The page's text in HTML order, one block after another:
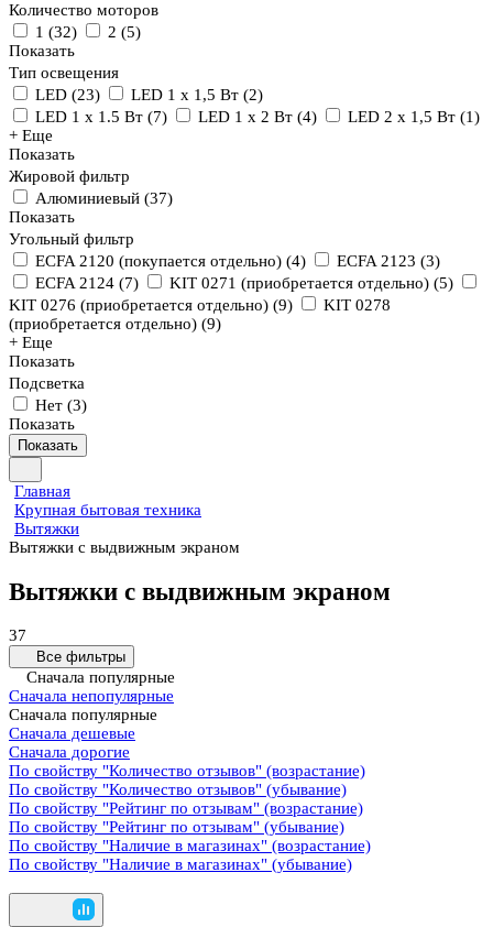
Количество моторов
1 (32) 2 (5)
Показать
Тип освещения
LED (23) LED 1 x 1,5 Вт (2)
LED 1 x 1.5 Вт (7) LED 1 x 2 Вт (4) LED 2 x 1,5 Вт (1)
+ Еще
Показать
Жировой фильтр
Алюминиевый (37)
Показать
Угольный фильтр
ECFA 2120 (покупается отдельно) (4) ECFA 2123 (3)
ECFA 2124 (7) KIT 0271 (приобретается отдельно) (5)
KIT 0276 (приобретается отдельно) (9)
KIT 0278
(приобретается отдельно) (9)
+ Еще
Показать
Подсветка
Нет (3)
Показать
Показать
Главная
Крупная бытовая техника
Вытяжки
Вытяжки с выдвижным экраном
Вытяжки с выдвижным экраном
37
Все фильтры
Сначала популярные
Сначала непопулярные
Сначала популярные
Сначала дешевые
Сначала дорогие
По свойству "Количество отзывов" (возрастание)
По свойству "Количество отзывов" (убывание)
По свойству "Рейтинг по отзывам" (возрастание)
По свойству "Рейтинг по отзывам" (убывание)
По свойству "Наличие в магазинах" (возрастание)
По свойству "Наличие в магазинах" (убывание)